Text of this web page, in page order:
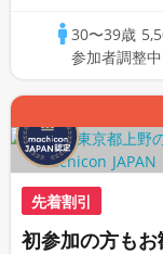
30〜39歳
参加者調整中
先着割引
初参加の方も